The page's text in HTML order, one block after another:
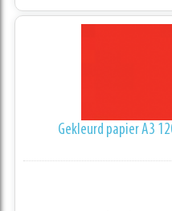
Gekleurd papier A3